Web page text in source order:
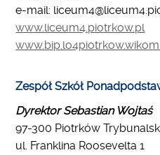
e-mail:
www.liceum4.piotrkow.pl
Zespół Szkół
Dyrektor Sebastian Wojtaś
97-300 Piotrków
ul. Franklina Roosevelta 1